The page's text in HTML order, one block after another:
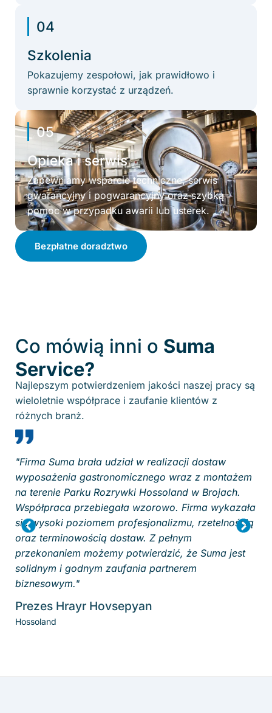
Bezpłatne doradztwo
04
Szkolenia
Pokazujemy zespołowi, jak prawidłowo i
sprawnie korzystać z urządzeń.
05
Opieka i serwis
Zapewniamy wsparcie techniczne, serwis
gwarancyjny i pogwarancyjny oraz szybką
pomoc w przypadku awarii lub usterek.
Co mówią inni o Suma
Service?
Najlepszym potwierdzeniem jakości naszej pracy są
wieloletnie współprace i zaufanie klientów z
różnych branż.
"Firma Suma brała udział w realizacji dostaw
wyposażenia gastronomicznego wraz z montażem
na terenie Parku Rozrywki Hossoland w Brojach.
Współpraca przebiegała wzorowo. Firma wykazała
się wysoki poziomem profesjonalizmu, rzetelnością
oraz terminowością dostaw. Z pełnym
przekonaniem możemy potwierdzić, że Suma jest
solidnym i godnym zaufania partnerem
biznesowym."
Prezes Hrayr Hovsepyan
Hossoland